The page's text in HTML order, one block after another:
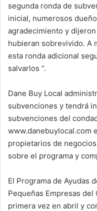
segunda ronda de
inicial, numerosos
agradecimiento y
hubieran sobrevivido. A
esta ronda adicional
salvarlos “.
Dane Buy Local
subvenciones y tendrá
subvenciones del
www.danebuylocal.com
propietarios de
sobre el programa y
El Programa de Ayudas
Pequeñas Empresas
primera vez en abril y